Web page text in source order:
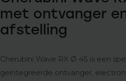
met ontvanger
afstelling
Cherubini Wave RX Ø 45 is een
geïntegreerde ontvanger,